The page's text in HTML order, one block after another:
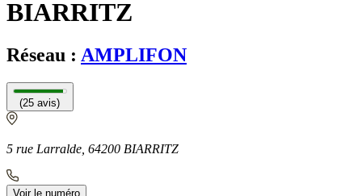
BIARRITZ
Réseau : AMPLIFON
(25 avis)
5 rue Larralde, 64200 BIARRITZ
Voir le numéro